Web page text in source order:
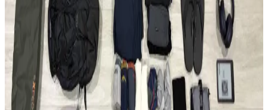
28-30L sırt çantası arasındaki avantajlar, hava yolu kısıtlamaları ve
taşıma konforu açısından karşılaştırılıyor.
Evergoods CPL16 Sırt Çantası: Minimal Tasarım ve
Fonksiyonellik Üzerine 6 Aylık Değerlendirme
Evergoods CPL16, su şişesi cebi olmadan tasarım bütünlüğü ve
kullanım kolaylığı sunar. 16 litrelik kapasitesi, dayanıklı malzemesi
ve dengeli yapısıyla günlük kullanım ve kısa seyahatler için
uygundur.